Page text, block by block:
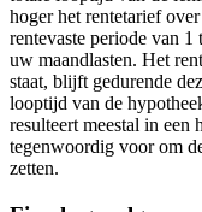
hoger het rentetarief
rentevaste periode van
uw maandlasten. Het
staat, blijft gedurende
looptijd van de
resulteert meestal in een
tegenwoordig voor om
zetten.